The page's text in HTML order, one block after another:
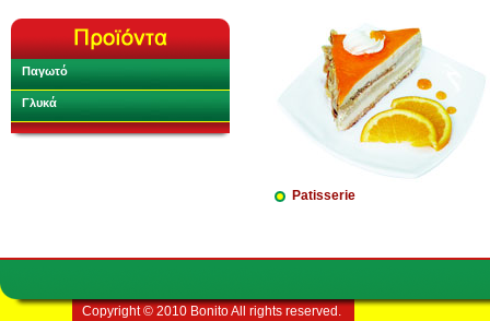
Παγωτό
Γλυκά
Patisserie
Copyright © 2010 Bonito All rights reserved.